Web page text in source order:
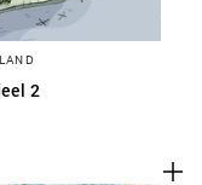
2